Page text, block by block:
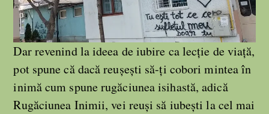
Dar revenind la ideea de iubire ca lecție de viață,
pot spune că dacă reușești să-ți cobori mintea în
inimă cum spune rugăciunea isihastă, adică
Rugăciunea Inimii, vei reuși să iubești la cel mai